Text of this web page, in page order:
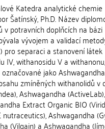
Katedra analytické chemie
Šatínský, Ph.D. Název
v potravních doplňcích na bázi
vývojem a validací
pro separaci a stanovení látek
IV, withanosidu V a
jako
zmíněných withanolidů v
Ashwagandha (ActiveLab),
Extract Organic BIO
Ashwagandha
(Vilgain) a Ashwagandha